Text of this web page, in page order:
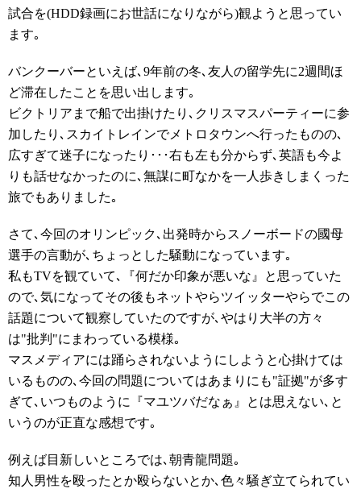
試合を(HDD録画にお世話になりながら)観ようと思ってい
ます｡
バンクーバーといえば､9年前の冬､友人の留学先に2週間ほ
ど滞在したことを思い出します｡
ビクトリアまで船で出掛けたり､クリスマスパーティーに参
加したり､スカイトレインでメトロタウンへ行ったものの､
広すぎて迷子になったり･･･右も左も分からず､英語も今よ
りも話せなかったのに､無謀に町なかを一人歩きしまくった
旅でもありました｡
さて､今回のオリンピック､出発時からスノーボードの國母
選手の言動が､ちょっとした騒動になっています｡
私もTVを観ていて､『何だか印象が悪いな』と思っていた
ので､気になってその後もネットやらツイッターやらでこの
話題について観察していたのですが､やはり大半の方々
は"批判"にまわっている模様｡
マスメディアには踊らされないようにしようと心掛けては
いるものの､今回の問題についてはあまりにも"証拠"が多す
ぎて､いつものように『マユツバだなぁ』とは思えない､と
いうのが正直な感想です｡
例えば目新しいところでは､朝青龍問題｡
知人男性を殴ったとか殴らないとか､色々騒ぎ立てられてい